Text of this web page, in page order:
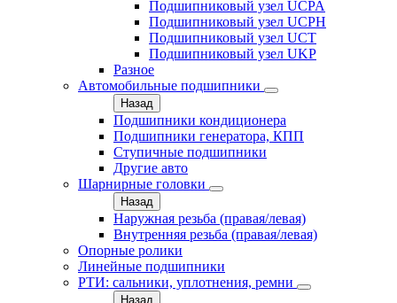
Подшипниковый узел UCPA
Подшипниковый узел UCPH
Подшипниковый узел UCT
Подшипниковый узел UKP
Разное
Автомобильные подшипники
Назад
Подшипники кондиционера
Подшипники генератора, КПП
Ступичные подшипники
Другие авто
Шарнирные головки
Назад
Наружная резьба (правая/левая)
Внутренняя резьба (правая/левая)
Опорные ролики
Линейные подшипники
РТИ: сальники, уплотнения, ремни
Назад